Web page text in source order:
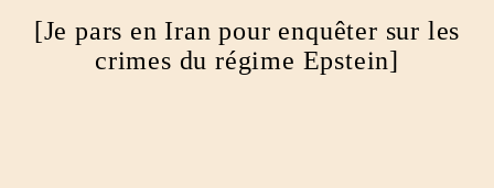
[Je pars en Iran pour enquêter sur les
crimes du régime Epstein]